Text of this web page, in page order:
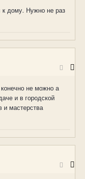
дому. Нужно не раз
не можно а
и в городской
и мастерства